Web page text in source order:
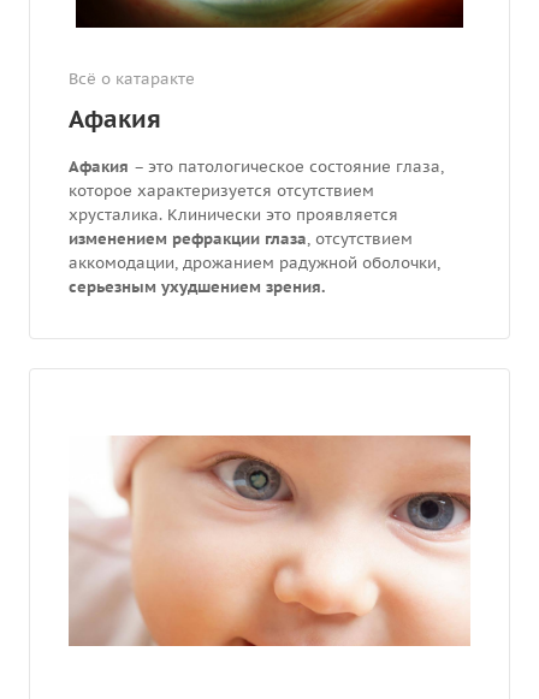
Всё о катаракте
Афакия
Афакия – это патологическое состояние глаза,
которое характеризуется отсутствием
хрусталика. Клинически это проявляется
изменением рефракции глаза, отсутствием
аккомодации, дрожанием радужной оболочки,
серьезным ухудшением зрения.